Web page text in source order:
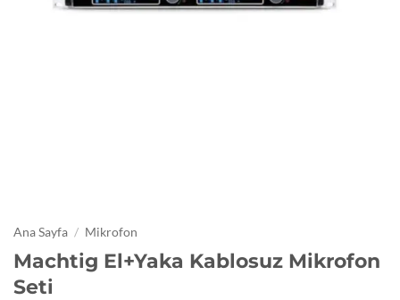
Ana Sayfa / Mikrofon
Machtig El+Yaka Kablosuz Mikrofon
Seti